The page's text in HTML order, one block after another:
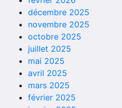
décembre 2025
novembre 2025
octobre 2025
juillet 2025
mai 2025
avril 2025
mars 2025
février 2025